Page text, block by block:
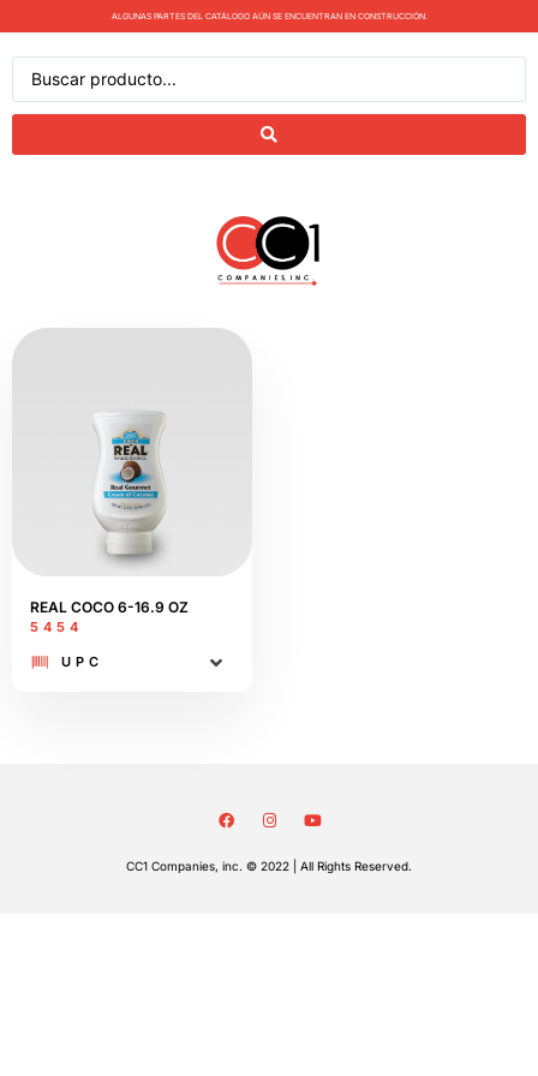
ALGUNAS PARTES DEL CATÁLOGO AÚN SE ENCUENTRAN EN CONSTRUCCIÓN.
REAL COCO 6-16.9 OZ
5454
UPC
CC1 Companies, inc. © 2022 | All Rights Reserved.